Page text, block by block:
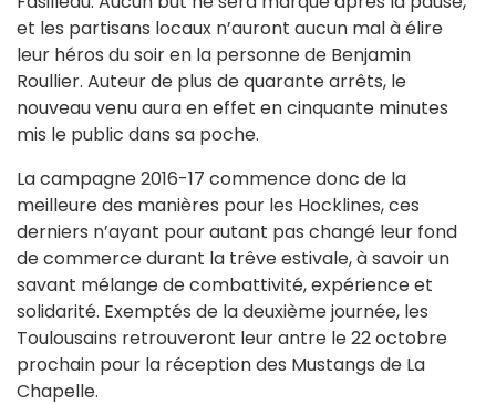
et les partisans locaux n’auront aucun mal à élire
leur héros du soir en la personne de Benjamin
Roullier. Auteur de plus de quarante arrêts, le
nouveau venu aura en effet en cinquante minutes
mis le public dans sa poche.
La campagne 2016-17 commence donc de la
meilleure des manières pour les Hocklines, ces
derniers n’ayant pour autant pas changé leur fond
de commerce durant la trêve estivale, à savoir un
savant mélange de combattivité, expérience et
solidarité. Exemptés de la deuxième journée, les
Toulousains retrouveront leur antre le 22 octobre
prochain pour la réception des Mustangs de La
Chapelle.